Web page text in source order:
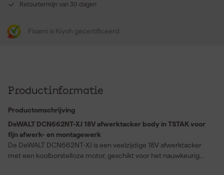
Retourtermijn van 30 dagen
Fixami is Kiyoh gecertificeerd
Productinformatie
Productomschrijving
DeWALT DCN662NT-XJ 18V afwerktacker body in TSTAK voor
fijn afwerk- en montagewerk
De DeWALT DCN662NT-XJ is een veelzijdige 18V afwerktacker
met een koolborstelloze motor, geschikt voor het nauwkeurig